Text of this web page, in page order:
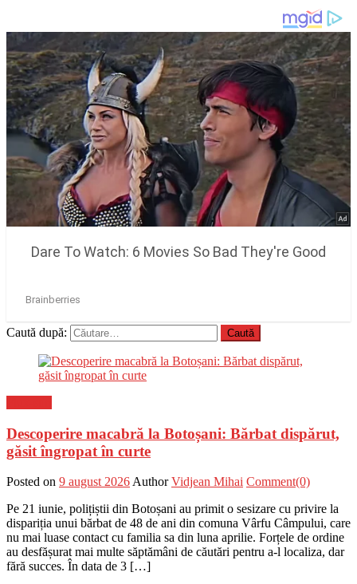
Caută după:
Descoperire macabră la Botoșani: Bărbat dispărut,
găsit îngropat în curte
Posted on 9 august 2026 Author Vidjean Mihai Comment(0)
Pe 21 iunie, polițiștii din Botoșani au primit o sesizare cu privire la
dispariția unui bărbat de 48 de ani din comuna Vârfu Câmpului, care
nu mai luase contact cu familia sa din luna aprilie. Forțele de ordine
au desfășurat mai multe săptămâni de căutări pentru a-l localiza, dar
fără succes. În data de 3 […]